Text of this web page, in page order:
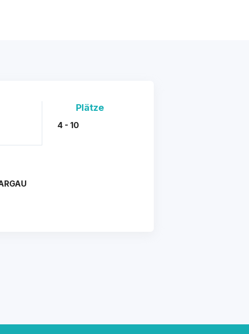
Plätze
4 - 10